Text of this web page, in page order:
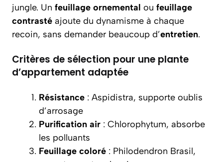
jungle. Un feuillage ornemental ou feuillage
contrasté ajoute du dynamisme à chaque
recoin, sans demander beaucoup d’entretien.
Critères de sélection pour une plante
d’appartement adaptée
Résistance : Aspidistra, supporte oublis
d’arrosage
Purification air : Chlorophytum, absorbe
les polluants
Feuillage coloré : Philodendron Brasil,